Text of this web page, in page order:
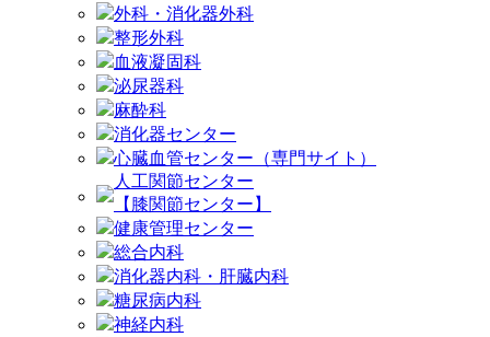
外科・消化器外科
整形外科
血液凝固科
泌尿器科
麻酔科
消化器センター
心臓血管センター（専門サイト）
人工関節センター
【膝関節センター】
健康管理センター
総合内科
消化器内科・肝臓内科
糖尿病内科
神経内科